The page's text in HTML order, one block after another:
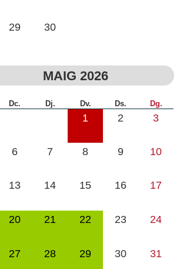
29 30
MAIG 2026
Dc. Dj. Dv. Ds. Dg.
1 2 3
6 7 8 9 10
13 14 15 16 17
20 21 22 23 24
27 28 29 30 31